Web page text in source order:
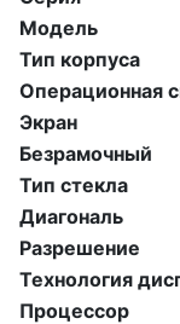
Модель
Тип корпуса
Операционная
Экран
Безрамочный
Тип стекла
Диагональ
Разрешение
Технология
Процессор